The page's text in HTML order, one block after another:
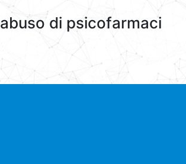
abuso di psicofarmaci